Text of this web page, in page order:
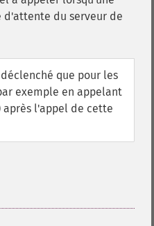
d'attente du serveur de
que pour les
exemple en appelant
après l'appel de cette